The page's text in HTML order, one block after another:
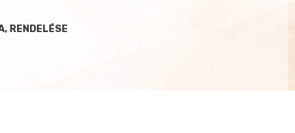
RENDELÉSE